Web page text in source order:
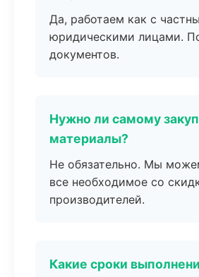
Да, работаем как с
юридическими лицами.
документов.
Нужно ли самому
материалы?
Не обязательно. Мы
все необходимое со
производителей.
Какие сроки